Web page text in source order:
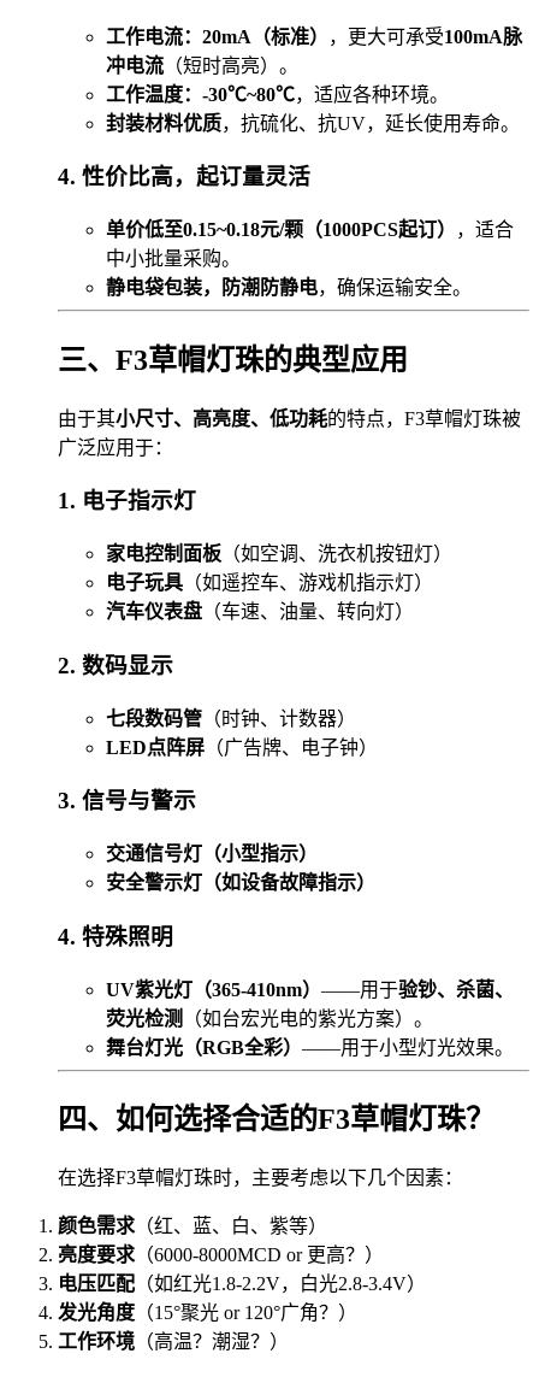
工作电流：20mA（标准） ，更大可承受100mA脉
冲电流 （短时高亮）。
工作温度：-30℃~80℃，适应各种环境。
封装材料优质，抗硫化、抗UV，延长使用寿命。
4. 性价比高，起订量灵活
单价低至0.15~0.18元/颗（1000PCS起订）
，适合
中小批量采购。
静电袋包装，防潮防静电，确保运输安全。
三、F3草帽灯珠的典型应用
由于其小尺寸、高亮度、低功耗的特点，F3草帽灯珠被
广泛应用于：
1. 电子指示灯
家电控制面板 （如空调、洗衣机按钮灯）
电子玩具 （如遥控车、游戏机指示灯）
汽车仪表盘 （车速、油量、转向灯）
2. 数码显示
七段数码管 （时钟、计数器）
LED点阵屏 （广告牌、电子钟）
3. 信号与警示
交通信号灯（小型指示）
安全警示灯（如设备故障指示）
4. 特殊照明
UV紫光灯（365-410nm） ——用于验钞、杀菌、
荧光检测
（如台宏光电的紫光方案）。
舞台灯光（RGB全彩） ——用于小型灯光效果。
四、如何选择合适的F3草帽灯珠？
在选择F3草帽灯珠时，主要考虑以下几个因素：
颜色需求 （红、蓝、白、紫等）
亮度要求 （6000-8000MCD or 更高？）
电压匹配 （如红光1.8-2.2V，白光2.8-3.4V）
发光角度 （15°聚光 or 120°广角？）
工作环境 （高温？潮湿？）